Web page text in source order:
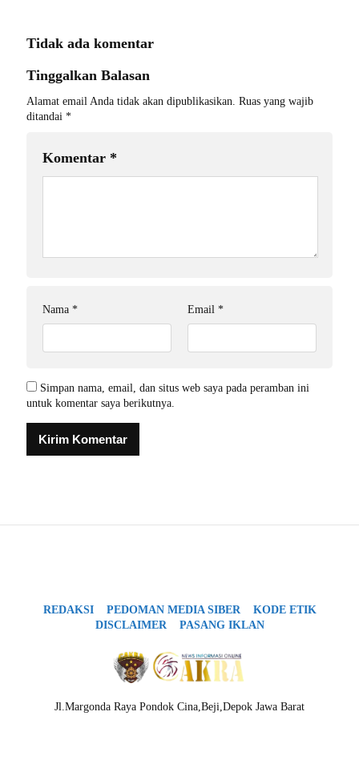
Tidak ada komentar
Tinggalkan Balasan
Alamat email Anda tidak akan dipublikasikan. Ruas yang wajib
ditandai *
Komentar *
Nama * Email *
Simpan nama, email, dan situs web saya pada peramban ini
untuk komentar saya berikutnya.
REDAKSI PEDOMAN MEDIA SIBER
KODE ETIK
DISCLAIMER
PASANG IKLAN
Jl.Margonda Raya Pondok Cina,Beji,Depok Jawa Barat